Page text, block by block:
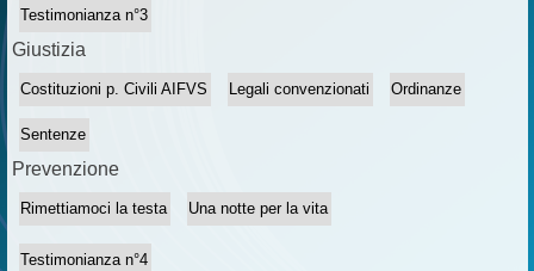
Testimonianza n°3
Giustizia
Costituzioni p. Civili AIFVS Legali convenzionati Ordinanze
Sentenze
Prevenzione
Rimettiamoci la testa Una notte per la vita
Testimonianza n°4